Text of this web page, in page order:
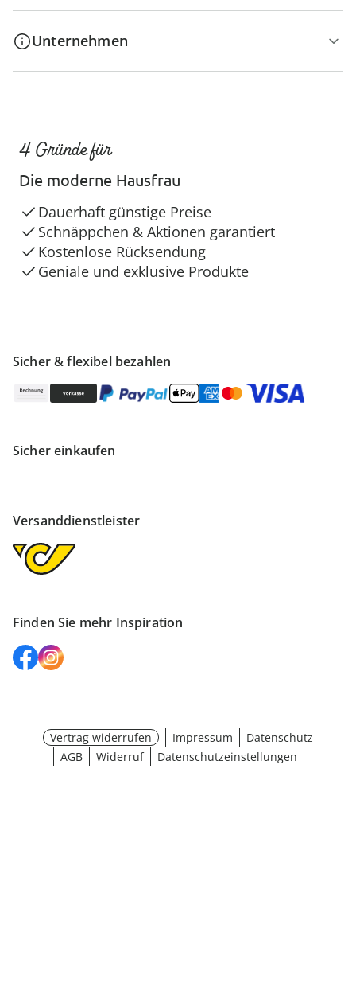
Unternehmen
Sicher & flexibel bezahlen
Sicher einkaufen
Versanddienstleister
Finden Sie mehr Inspiration
4 Gründe für
Die moderne Hausfrau
Dauerhaft günstige Preise
Schnäppchen & Aktionen garantiert
Kostenlose Rücksendung
Geniale und exklusive Produkte
Vertrag widerrufen Impressum
Datenschutz
AGB
Widerruf Datenschutzeinstellungen